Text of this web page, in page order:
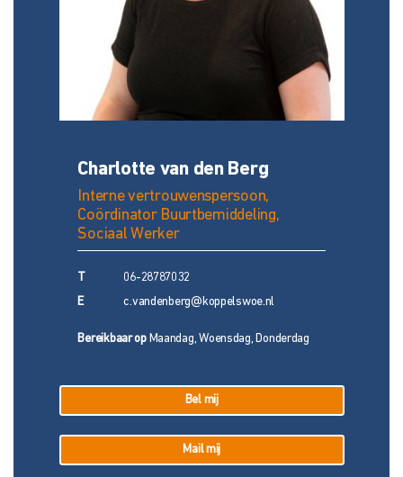
Charlotte van den Berg
Interne vertrouwenspersoon,
Coördinator Buurtbemiddeling,
Sociaal Werker
06-28787032
E c.vandenberg@koppelswoe.nl
Bereikbaar opMaandag, Woensdag, Donderdag
Bel mij
Mail mij